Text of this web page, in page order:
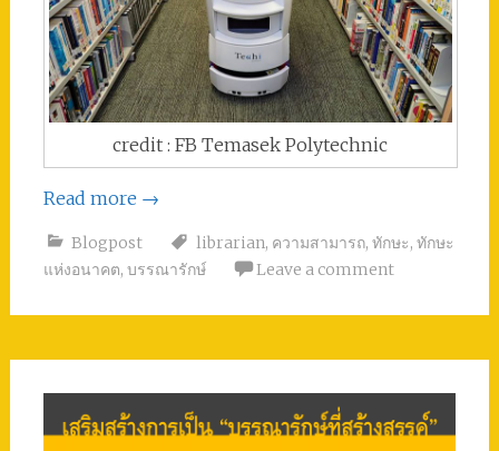
credit : FB Temasek Polytechnic
Read more →
Blogpost librarian, ความสามารถ, ทักษะ, ทักษะ
แห่งอนาคต, บรรณารักษ์ Leave a comment